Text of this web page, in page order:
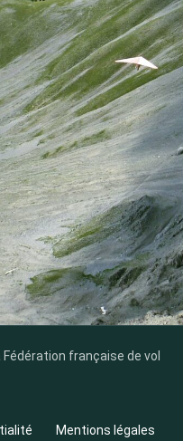
française de vol
Mentions légales